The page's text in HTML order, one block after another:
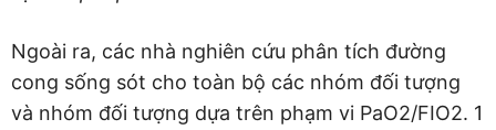
Ngoài ra, các nhà nghiên cứu phân tích đường
cong sống sót cho toàn bộ các nhóm đối tượng
và nhóm đối tượng dựa trên phạm vi PaO2/FIO2. 1